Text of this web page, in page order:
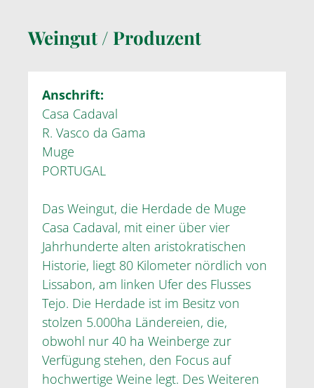
Weingut / Produzent
Anschrift:
Casa Cadaval
R. Vasco da Gama
Muge
PORTUGAL
Das Weingut, die Herdade de Muge
Casa Cadaval, mit einer über vier
Jahrhunderte alten aristokratischen
Historie, liegt 80 Kilometer nördlich von
Lissabon, am linken Ufer des Flusses
Tejo. Die Herdade ist im Besitz von
stolzen 5.000ha Ländereien, die,
obwohl nur 40 ha Weinberge zur
Verfügung stehen, den Focus auf
hochwertige Weine legt. Des Weiteren